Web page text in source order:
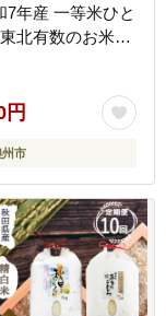
7年産 一等米ひと
北有数のお米の
円
州市